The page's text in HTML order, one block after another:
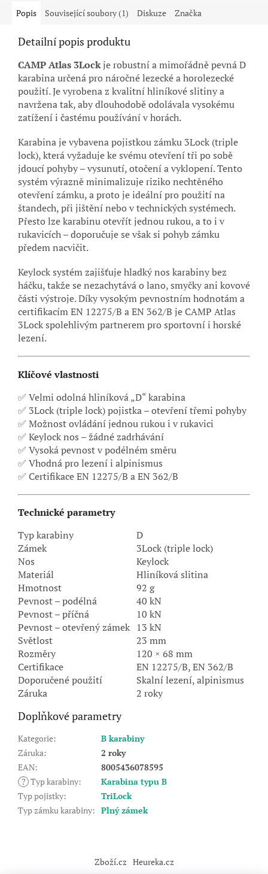
Popis Související soubory (1) Diskuze Značka
Detailní popis produktu
CAMP Atlas 3Lockje robustní a mimořádně pevná D
karabina určená pro náročné lezecké a horolezecké
použití. Je vyrobena z kvalitní hliníkové slitiny a
navržena tak, aby dlouhodobě odolávala vysokému
zatížení i častému používání v horách.
Karabina je vybavena pojistkou zámku 3Lock (triple
lock), která vyžaduje ke svému otevření tři po sobě
jdoucí pohyby – vysunutí, otočení a vyklopení. Tento
systém výrazně minimalizuje riziko nechtěného
otevření zámku, a proto je ideální pro použití na
štandech, při jištění nebo v technických systémech.
Přesto lze karabinu otevřít jednou rukou, a to i v
rukavicích – doporučuje se však si pohyb zámku
předem nacvičit.
Keylock systém zajišťuje hladký nos karabiny bez
háčku, takže se nezachytává o lano, smyčky ani kovové
části výstroje. Díky vysokým pevnostním hodnotám a
certifikacím EN 12275/B a EN 362/B je CAMP Atlas
3Lock spolehlivým partnerem pro sportovní i horské
lezení.
Klíčové vlastnosti
✅ Velmi odolná hliníková „D“ karabina
✅ 3Lock (triple lock) pojistka – otevření třemi pohyby
✅ Možnost ovládání jednou rukou i v rukavici
✅ Keylock nos – žádné zadrhávání
✅ Vysoká pevnost v podélném směru
✅ Vhodná pro lezení i alpinismus
✅ Certifikace EN 12275/B a EN 362/B
Technické parametry
Typ karabiny
D
Zámek
3Lock (triple lock)
Nos
Keylock
Materiál
Hliníková slitina
Hmotnost
92 g
Pevnost – podélná
40 kN
Pevnost – příčná
10 kN
Pevnost – otevřený zámek 13 kN
Světlost
23 mm
Rozměry
120 × 68 mm
Certifikace
EN 12275/B, EN 362/B
Doporučené použití
Skalní lezení, alpinismus
Záruka
2 roky
Doplňkové parametry
Kategorie:
B karabiny
Záruka:
2 roky
EAN:
8005436078595
? Typ karabiny:
Karabina typu B
Typ pojistky:
TriLock
Typ zámku karabiny: Plný zámek
Zboží.cz Heureka.cz